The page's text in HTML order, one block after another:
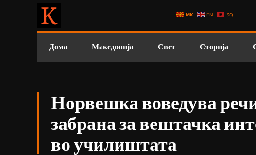
Дома Македонија Свет Сторија
Норвешка воведува
забрана за вештачка
во училиштата
MK EN SQ